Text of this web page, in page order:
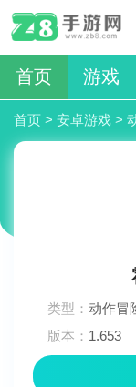
首页 游戏
首页 > 安卓游戏 >
类型：动作冒
版本： 1.653